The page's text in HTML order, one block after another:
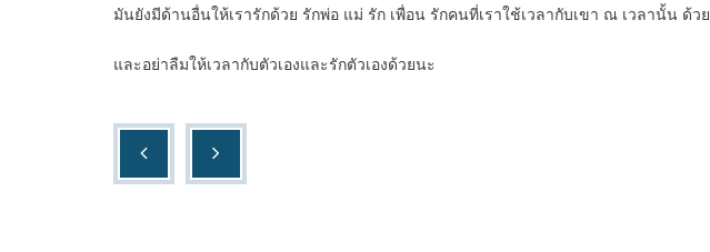
มันยังมีด้านอื่นให้เรารักด้วย รักพ่อ แม่ รัก เพื่อน รักคนที่เราใช้เวลากับเขา ณ เวลานั้น ด้วย
และอย่าลืมให้เวลากับตัวเองและรักตัวเองด้วยนะ